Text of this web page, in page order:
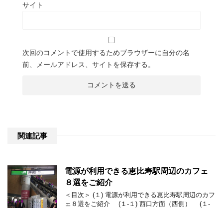
サイト
次回のコメントで使用するためブラウザーに自分の名
前、メールアドレス、サイトを保存する。
関連記事
電源が利用できる恵比寿駅周辺のカフェ
８選をご紹介
＜目次＞ (１) 電源が利用できる恵比寿駅周辺のカフ
ェ８選をご紹介 (１-１) 西口方面（西側） (１-